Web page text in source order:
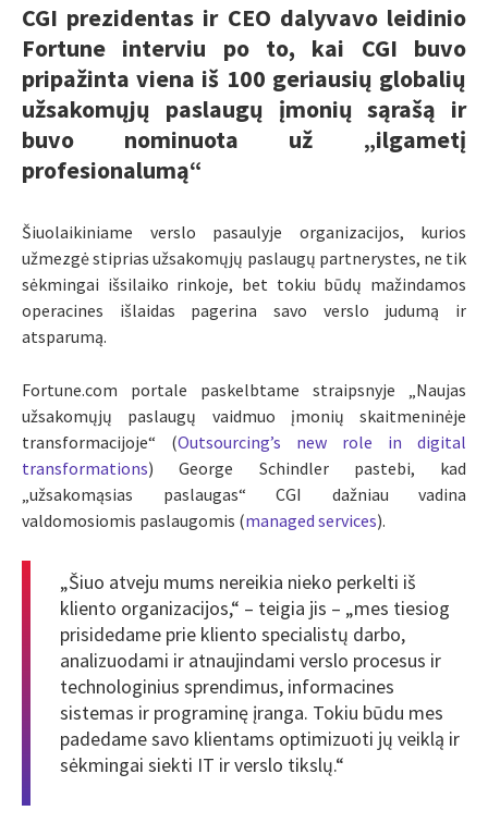
CGI prezidentas ir CEO dalyvavo leidinio
Fortune interviu po to, kai CGI buvo
pripažinta viena iš 100 geriausių globalių
užsakomųjų paslaugų įmonių sąrašą ir
buvo nominuota už „ilgametį
profesionalumą“
Šiuolaikiniame verslo pasaulyje organizacijos, kurios
užmezgė stiprias užsakomųjų paslaugų partnerystes, ne tik
sėkmingai išsilaiko rinkoje, bet tokiu būdų mažindamos
operacines išlaidas pagerina savo verslo judumą ir
atsparumą.
Fortune.com portale paskelbtame straipsnyje „Naujas
užsakomųjų paslaugų vaidmuo įmonių skaitmeninėje
transformacijoje“ (Outsourcing’s new role in digital
transformations) George Schindler pastebi, kad
„užsakomąsias paslaugas“ CGI dažniau vadina
valdomosiomis paslaugomis (managed services).
„Šiuo atveju mums nereikia nieko perkelti iš
kliento organizacijos,“ – teigia jis – „mes tiesiog
prisidedame prie kliento specialistų darbo,
analizuodami ir atnaujindami verslo procesus ir
technologinius sprendimus, informacines
sistemas ir programinę įranga. Tokiu būdu mes
padedame savo klientams optimizuoti jų veiklą ir
sėkmingai siekti IT ir verslo tikslų.“